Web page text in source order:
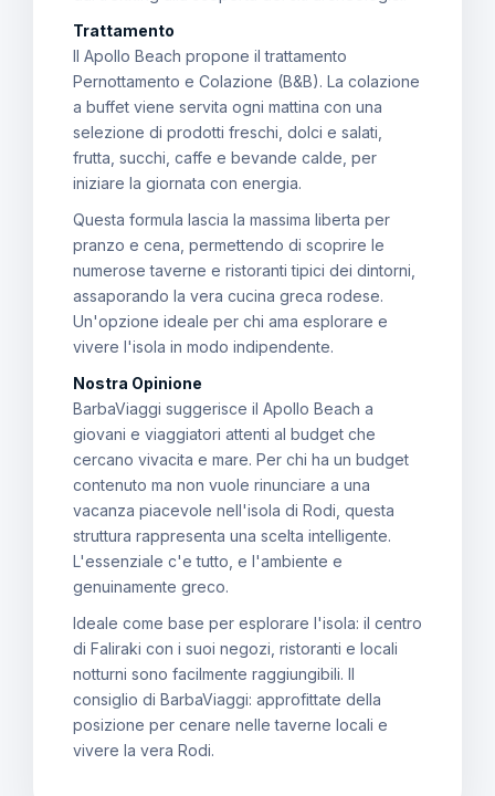
Trattamento
Il Apollo Beach propone il trattamento
Pernottamento e Colazione (B&B). La colazione
a buffet viene servita ogni mattina con una
selezione di prodotti freschi, dolci e salati,
frutta, succhi, caffe e bevande calde, per
iniziare la giornata con energia.
Questa formula lascia la massima liberta per
pranzo e cena, permettendo di scoprire le
numerose taverne e ristoranti tipici dei dintorni,
assaporando la vera cucina greca rodese.
Un'opzione ideale per chi ama esplorare e
vivere l'isola in modo indipendente.
Nostra Opinione
BarbaViaggi suggerisce il Apollo Beach a
giovani e viaggiatori attenti al budget che
cercano vivacita e mare. Per chi ha un budget
contenuto ma non vuole rinunciare a una
vacanza piacevole nell'isola di Rodi, questa
struttura rappresenta una scelta intelligente.
L'essenziale c'e tutto, e l'ambiente e
genuinamente greco.
Ideale come base per esplorare l'isola: il centro
di Faliraki con i suoi negozi, ristoranti e locali
notturni sono facilmente raggiungibili. Il
consiglio di BarbaViaggi: approfittate della
posizione per cenare nelle taverne locali e
vivere la vera Rodi.